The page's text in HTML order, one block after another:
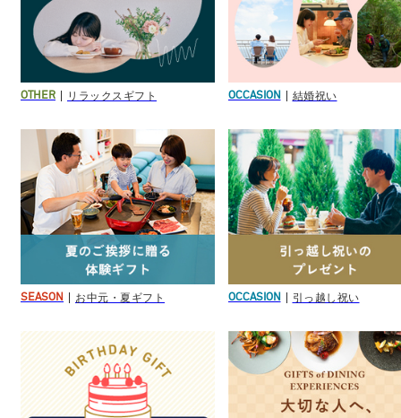
OTHER リラックスギフト OCCASION 結婚祝い
SEASON お中元・夏ギフト OCCASION 引っ越し祝い